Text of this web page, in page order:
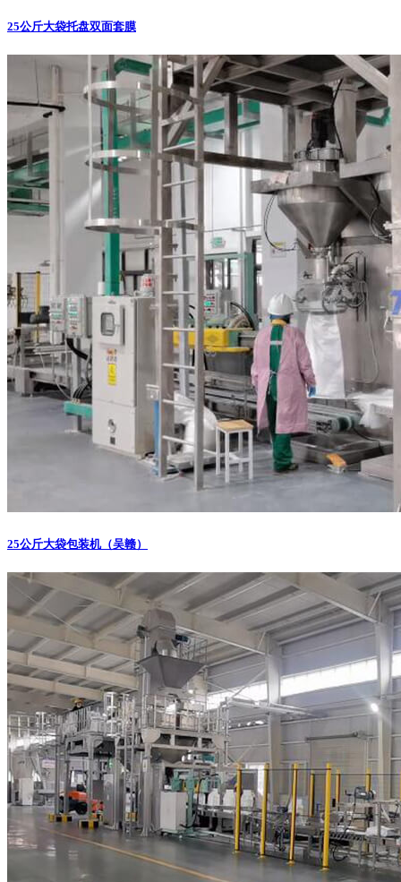
25公斤大袋托盘双面套膜
25公斤大袋包装机（吴赣）